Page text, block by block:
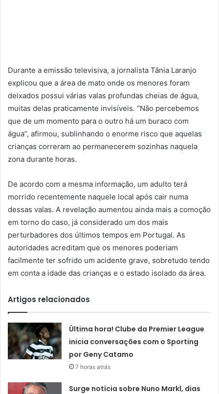
Durante a emissão televisiva, a jornalista Tânia Laranjo
explicou que a área de mato onde os menores foram
deixados possui várias valas profundas cheias de água,
muitas delas praticamente invisíveis. “Não percebemos
que de um momento para o outro há um buraco com
água”, afirmou, sublinhando o enorme risco que aquelas
crianças correram ao permanecerem sozinhas naquela
zona durante horas.
De acordo com a mesma informação, um adulto terá
morrido recentemente naquele local após cair numa
dessas valas. A revelação aumentou ainda mais a comoção
em torno do caso, já considerado um dos mais
perturbadores dos últimos tempos em Portugal. As
autoridades acreditam que os menores poderiam
facilmente ter sofrido um acidente grave, sobretudo tendo
em conta a idade das crianças e o estado isolado da área.
Artigos relacionados
Última hora! Clube da Premier League
inicia conversações com o Sporting
por Geny Catamo
7 horas atrás
Surge notícia sobre Nuno Markl, dias